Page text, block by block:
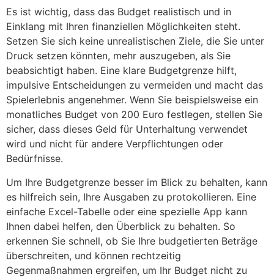
Es ist wichtig, dass das Budget realistisch und in
Einklang mit Ihren finanziellen Möglichkeiten steht.
Setzen Sie sich keine unrealistischen Ziele, die Sie unter
Druck setzen könnten, mehr auszugeben, als Sie
beabsichtigt haben. Eine klare Budgetgrenze hilft,
impulsive Entscheidungen zu vermeiden und macht das
Spielerlebnis angenehmer. Wenn Sie beispielsweise ein
monatliches Budget von 200 Euro festlegen, stellen Sie
sicher, dass dieses Geld für Unterhaltung verwendet
wird und nicht für andere Verpflichtungen oder
Bedürfnisse.
Um Ihre Budgetgrenze besser im Blick zu behalten, kann
es hilfreich sein, Ihre Ausgaben zu protokollieren. Eine
einfache Excel-Tabelle oder eine spezielle App kann
Ihnen dabei helfen, den Überblick zu behalten. So
erkennen Sie schnell, ob Sie Ihre budgetierten Beträge
überschreiten, und können rechtzeitig
Gegenmaßnahmen ergreifen, um Ihr Budget nicht zu